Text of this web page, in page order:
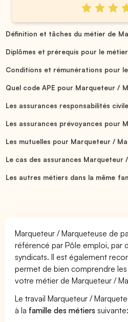
Définition et tâches du métier de
Diplômes et prérequis pour le
Conditions et rémunérations pour
Quel code APE pour Marqueteur /
Les assurances responsabilités
Les assurances prévoyances pour
Les mutuelles pour Marqueteur /
Le cas des assurances Marqueteur
Les autres métiers dans la même
Marqueteur / Marqueteuse de
référencé par Pôle emploi, par
syndicats. Il est également
permet de bien comprendre
votre métier de Marqueteur /
Le travail Marqueteur /
à la famille des métiers suivante: